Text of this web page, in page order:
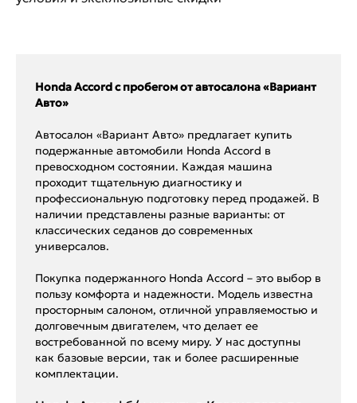
Honda Accord с пробегом от автосалона «Вариант
Авто»
Автосалон «Вариант Авто» предлагает купить
подержанные автомобили Honda Accord в
превосходном состоянии. Каждая машина
проходит тщательную диагностику и
профессиональную подготовку перед продажей. В
наличии представлены разные варианты: от
классических седанов до современных
универсалов.
Покупка подержанного Honda Accord – это выбор в
пользу комфорта и надежности. Модель известна
просторным салоном, отличной управляемостью и
долговечным двигателем, что делает ее
востребованной по всему миру. У нас доступны
как базовые версии, так и более расширенные
комплектации.